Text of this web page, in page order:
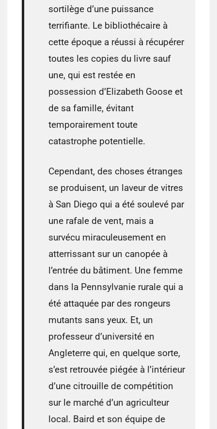
sortilège d’une puissance
terrifiante. Le bibliothécaire à
cette époque a réussi à récupérer
toutes les copies du livre sauf
une, qui est restée en
possession d’Elizabeth Goose et
de sa famille, évitant
temporairement toute
catastrophe potentielle.
Cependant, des choses étranges
se produisent, un laveur de vitres
à San Diego qui a été soulevé par
une rafale de vent, mais a
survécu miraculeusement en
atterrissant sur un canopée à
l’entrée du bâtiment. Une femme
dans la Pennsylvanie rurale qui a
été attaquée par des rongeurs
mutants sans yeux. Et, un
professeur d’université en
Angleterre qui, en quelque sorte,
s’est retrouvée piégée à l’intérieur
d’une citrouille de compétition
sur le marché d’un agriculteur
local. Baird et son équipe de